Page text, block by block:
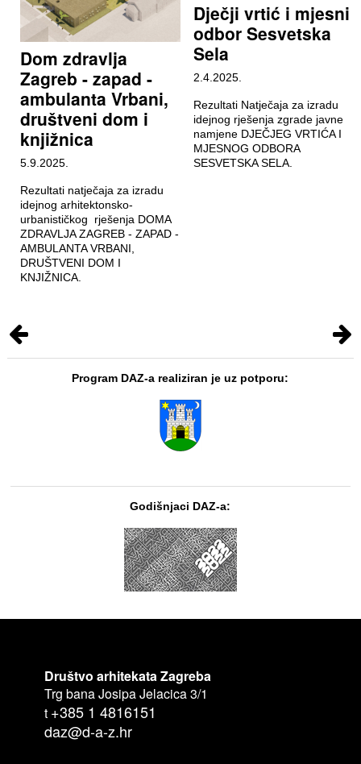
Dom zdravlja
Zagreb - zapad -
ambulanta Vrbani,
društveni dom i
knjižnica
5.9.2025.
Rezultati natječaja za izradu
idejnog arhitektonsko-
urbanističkog rješenja DOMA
ZDRAVLJA ZAGREB - ZAPAD -
AMBULANTA VRBANI,
DRUŠTVENI DOM I
KNJIŽNICA.
Dječji vrtić i mjesni
odbor Sesvetska
Sela
2.4.2025.
Rezultati Natječaja za izradu
idejnog rješenja zgrade javne
namjene DJEČJEG VRTIĆA I
MJESNOG ODBORA
SESVETSKA SELA.
Program DAZ-a realiziran je uz potporu:
Godišnjaci DAZ-a:
Društvo arhitekata Zagreba
Trg bana Josipa Jelacica 3/1
t +385 1 4816151
daz@d-a-z.hr